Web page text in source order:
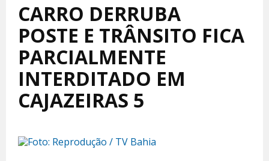
CARRO DERRUBA
POSTE E TRÂNSITO FICA
PARCIALMENTE
INTERDITADO EM
CAJAZEIRAS 5